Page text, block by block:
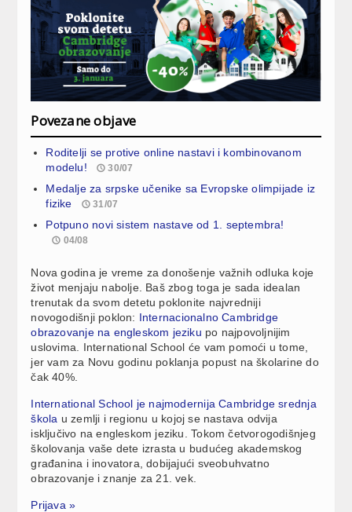
Povezane objave
Roditelji se protive online nastavi i kombinovanom
modelu!
30/07
Medalje za srpske učenike sa Evropske olimpijade iz
fizike
31/07
Potpuno novi sistem nastave od 1. septembra!
04/08
Nova godina je vreme za donošenje važnih odluka koje
život menjaju nabolje. Baš zbog toga je sada idealan
trenutak da svom detetu poklonite najvredniji
novogodišnji poklon: Internacionalno Cambridge
obrazovanje na engleskom jeziku po najpovoljnijim
uslovima. International School će vam pomoći u tome,
jer vam za Novu godinu poklanja popust na školarine do
čak 40%.
International School je najmodernija Cambridge srednja
škola u zemlji i regionu u kojoj se nastava odvija
isključivo na engleskom jeziku. Tokom četvorogodišnjeg
školovanja vaše dete izrasta u budućeg akademskog
građanina i inovatora, dobijajući sveobuhvatno
obrazovanje i znanje za 21. vek.
Prijava »